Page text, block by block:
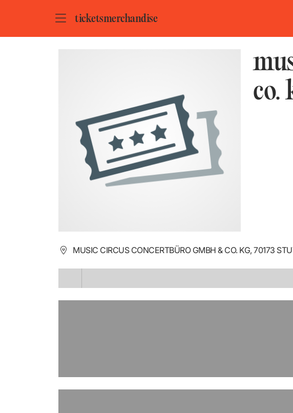
ticketsmerchandise
STARTSEITE
VERANSTALTER*INNEN
MUSIC CIRCUS CONCERTBÜRO GMBH & CO. KG
co.
MUSIC CIRCUS CONCERTBÜRO GMBH & CO. KG, 70173